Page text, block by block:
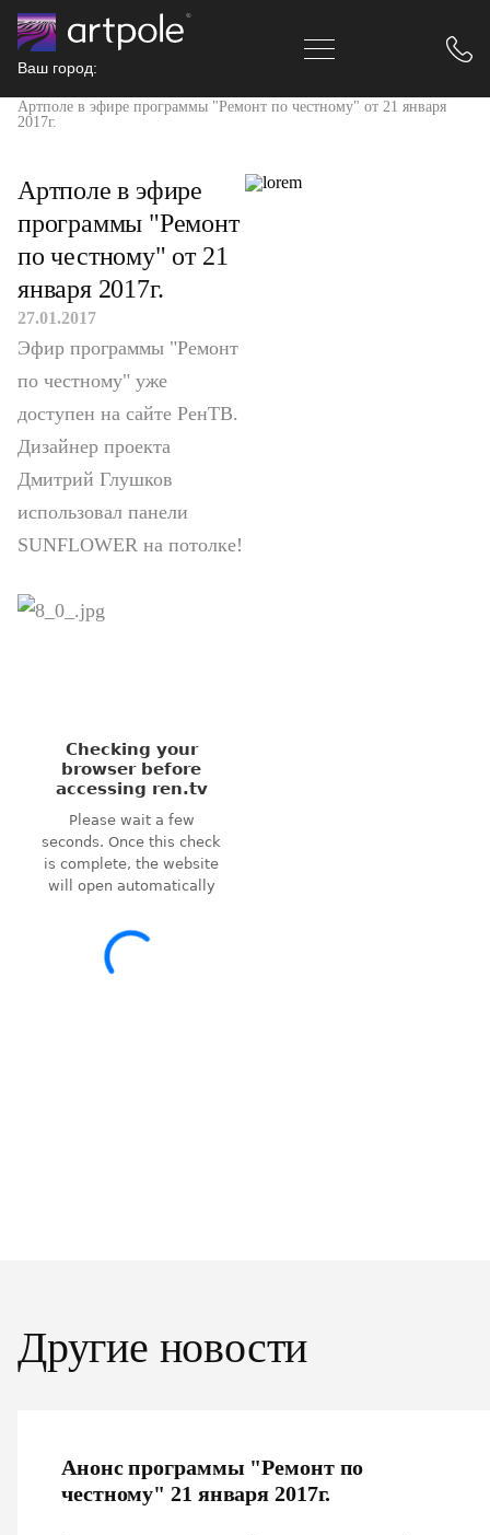
Ваш город:
Артполе в эфире программы "Ремонт по честному" от 21 января
2017г.
Артполе в эфире
программы "Ремонт
по честному" от 21
января 2017г.
27.01.2017
Эфир программы "Ремонт
по честному" уже
доступен на сайте РенТВ.
Дизайнер проекта
Дмитрий Глушков
использовал панели
SUNFLOWER на потолке!
Другие новости
Анонс программы "Ремонт по
честному" 21 января 2017г.